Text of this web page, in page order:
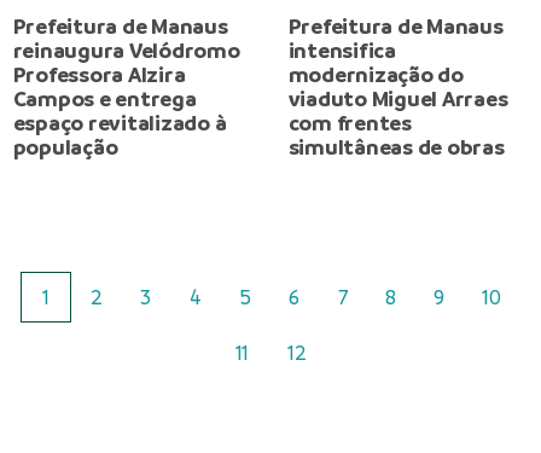
Prefeitura de Manaus
reinaugura Velódromo
Professora Alzira
Campos e entrega
espaço revitalizado à
população
Prefeitura de Manaus
intensifica
modernização do
viaduto Miguel Arraes
com frentes
simultâneas de obras
1 2 3 4 5 6 7 8 9 10
11 12